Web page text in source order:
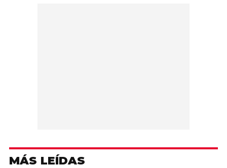
MÁS LEÍDAS